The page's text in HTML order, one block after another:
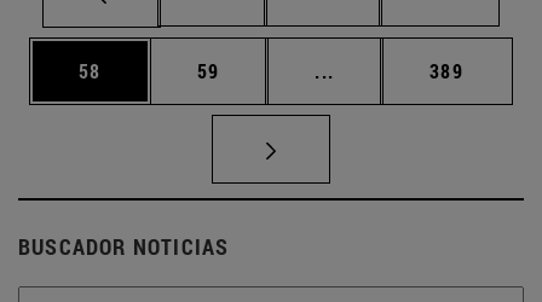
Página
58 Página
59 ... Páginas intermedias
Página
389
BUSCADOR NOTICIAS